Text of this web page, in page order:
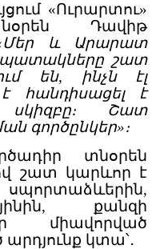
«Ուրարտու»
Դավիթ
և Արարատ
շատ
են, ինչն էլ
հանդիսացել է
սկիզբը։ Շատ
գործընկեր»։
տնօրեն
շատ կարևոր է
քանզի
միավորված
կտա՝․